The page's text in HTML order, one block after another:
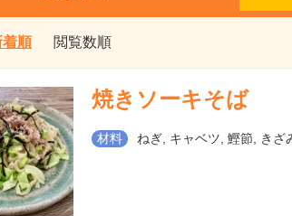
着順 閲覧数順
焼きソーキそば
材料 ねぎ, キャベツ, 鰹節, きざ